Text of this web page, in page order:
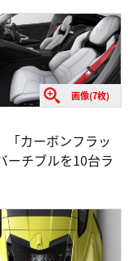
画像(7枚)
「カーボンフラッ
ーチブルを10台ラ